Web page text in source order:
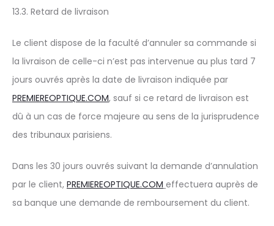
13.3. Retard de livraison
Le client dispose de la faculté d’annuler sa commande si
la livraison de celle-ci n’est pas intervenue au plus tard 7
jours ouvrés après la date de livraison indiquée par
PREMIEREOPTIQUE.COM, sauf si ce retard de livraison est
dû à un cas de force majeure au sens de la jurisprudence
des tribunaux parisiens.
Dans les 30 jours ouvrés suivant la demande d’annulation
par le client, PREMIEREOPTIQUE.COM effectuera auprès de
sa banque une demande de remboursement du client.